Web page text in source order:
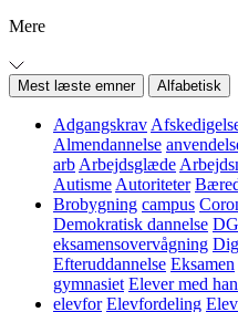
Mere
Mest læste emner Alfabetisk
Adgangskrav
Almendannelse
arb Arbejdsglæde
Autisme Autoriteter
Brobygning campus
Demokratisk dannelse
eksamensovervågning
Efteruddannelse Eksamen
gymnasiet Elever med
elevfor Elevfordeling